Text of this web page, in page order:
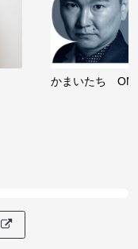
かまいたち